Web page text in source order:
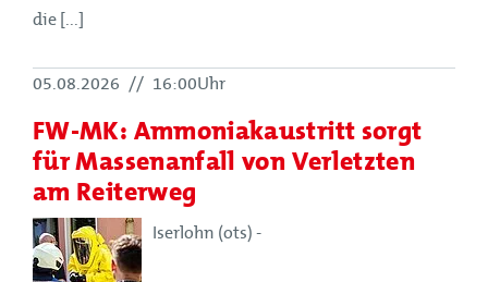
die [...]
05.08.2026 // 16:00Uhr
FW-MK: Ammoniakaustritt sorgt
für Massenanfall von Verletzten
am Reiterweg
Iserlohn (ots) -